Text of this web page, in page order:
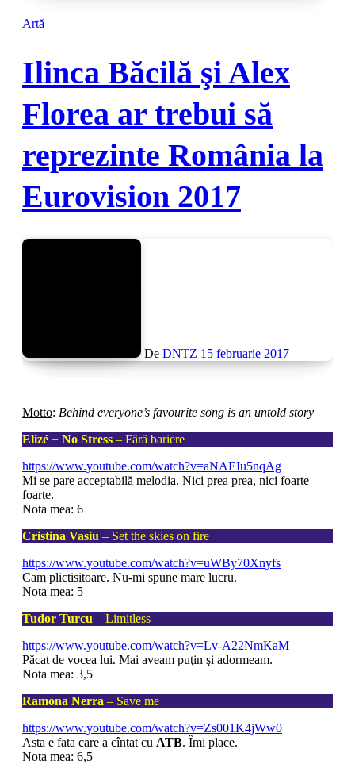
Artă
Ilinca Băcilă şi Alex
Florea ar trebui să
reprezinte România la
Eurovision 2017
De DNTZ 15 februarie 2017
Motto: Behind everyone’s favourite song is an untold story
Elizé + No Stress – Fără bariere
https://www.youtube.com/watch?v=aNAEIu5nqAg
Mi se pare acceptabilă melodia. Nici prea prea, nici foarte
foarte.
Nota mea: 6
Cristina Vasiu – Set the skies on fire
https://www.youtube.com/watch?v=uWBy70Xnyfs
Cam plictisitoare. Nu-mi spune mare lucru.
Nota mea: 5
Tudor Turcu – Limitless
https://www.youtube.com/watch?v=Lv-A22NmKaM
Păcat de vocea lui. Mai aveam puţin şi adormeam.
Nota mea: 3,5
Ramona Nerra – Save me
https://www.youtube.com/watch?v=Zs001K4jWw0
Asta e fata care a cîntat cu ATB. Îmi place.
Nota mea: 6,5